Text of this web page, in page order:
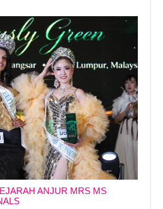
ANJUR MRS MS